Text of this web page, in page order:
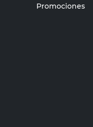
Promociones